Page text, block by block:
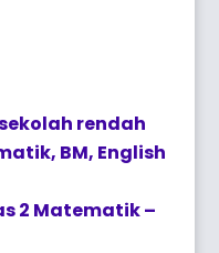
rendah
BM, English
2 Matematik –